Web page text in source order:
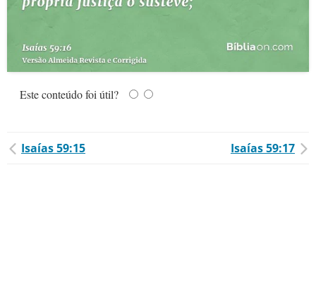
Este conteúdo foi útil?
Isaías 59:15 Isaías 59:17